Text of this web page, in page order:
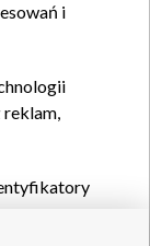
i
reklam,